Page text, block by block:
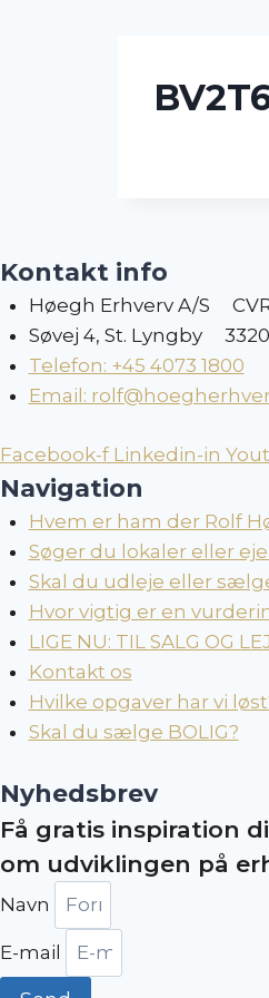
Kontakt info
Høegh Erhverv A/S
Søvej 4, St. Lyngby
Telefon: +45 4073 1800
Email:
Facebook-f Linkedin-in
Navigation
Hvem er ham der Rolf
Søger du lokaler eller
Skal du udleje eller
Hvor vigtig er en
LIGE NU: TIL SALG OG
Kontakt os
Hvilke opgaver har vi
Skal du sælge BOLIG?
Nyhedsbrev
Få gratis inspiration
om udviklingen på
Navn
E-mail